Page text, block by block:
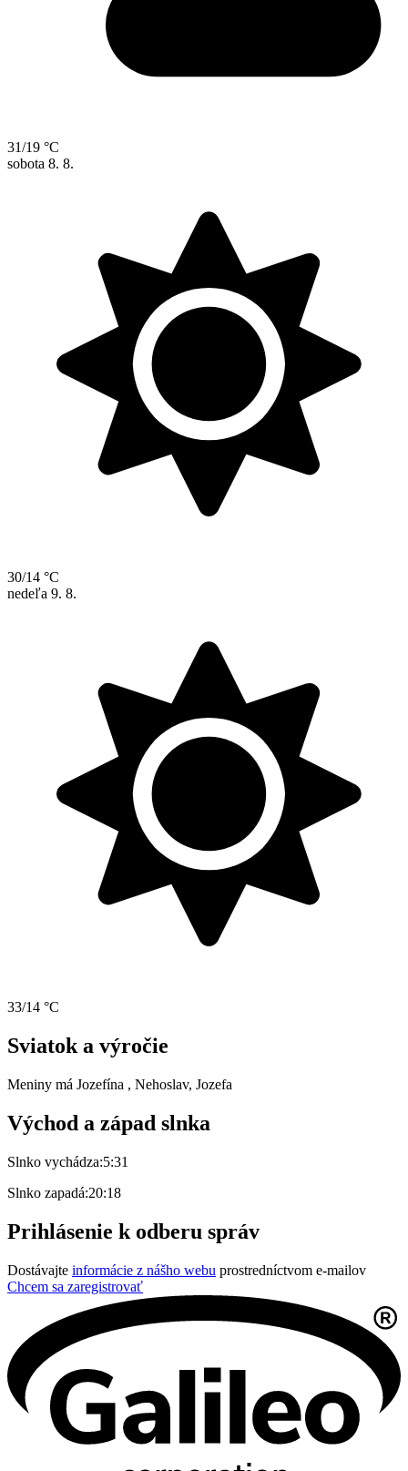
31/19 °C
sobota 8. 8.
30/14 °C
nedeľa 9. 8.
33/14 °C
Sviatok a výročie
Meniny má Jozefína , Nehoslav, Jozefa
Východ a západ slnka
Slnko vychádza:5:31
Slnko zapadá:20:18
Prihlásenie k odberu správ
Dostávajte informácie z nášho webu prostredníctvom e-mailov
Chcem sa zaregistrovať